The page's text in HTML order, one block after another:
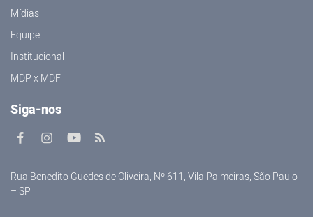
Mídias
Equipe
Institucional
MDP x MDF
Siga-nos
Rua Benedito Guedes de Oliveira, Nº 611, Vila Palmeiras, São Paulo
– SP